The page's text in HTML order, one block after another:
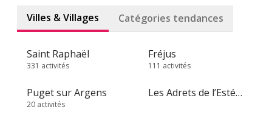
Villes & Villages Catégories tendances
Saint Raphaël
331 activités
Fréjus
111 activités
Puget sur Argens
20 activités
Les Adrets de l’Estérel